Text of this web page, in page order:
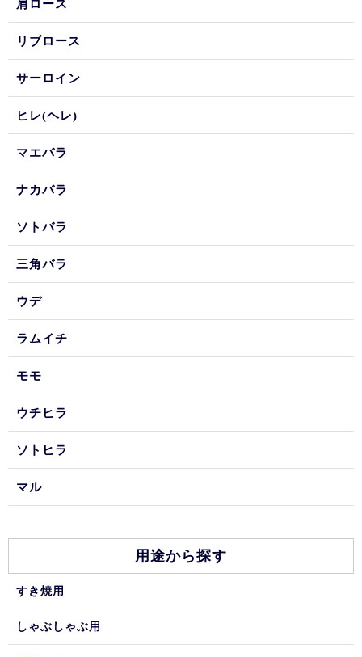
肩ロース
リブロース
サーロイン
ヒレ(ヘレ)
マエバラ
ナカバラ
ソトバラ
三角バラ
ウデ
ラムイチ
モモ
ウチヒラ
ソトヒラ
マル
用途から探す
すき焼用
しゃぶしゃぶ用